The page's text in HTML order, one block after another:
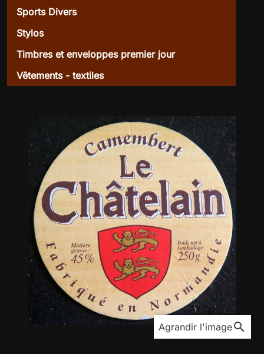
Sports Divers
Stylos
Timbres et enveloppes premier jour
Vêtements - textiles
Agrandir l'imagesearch